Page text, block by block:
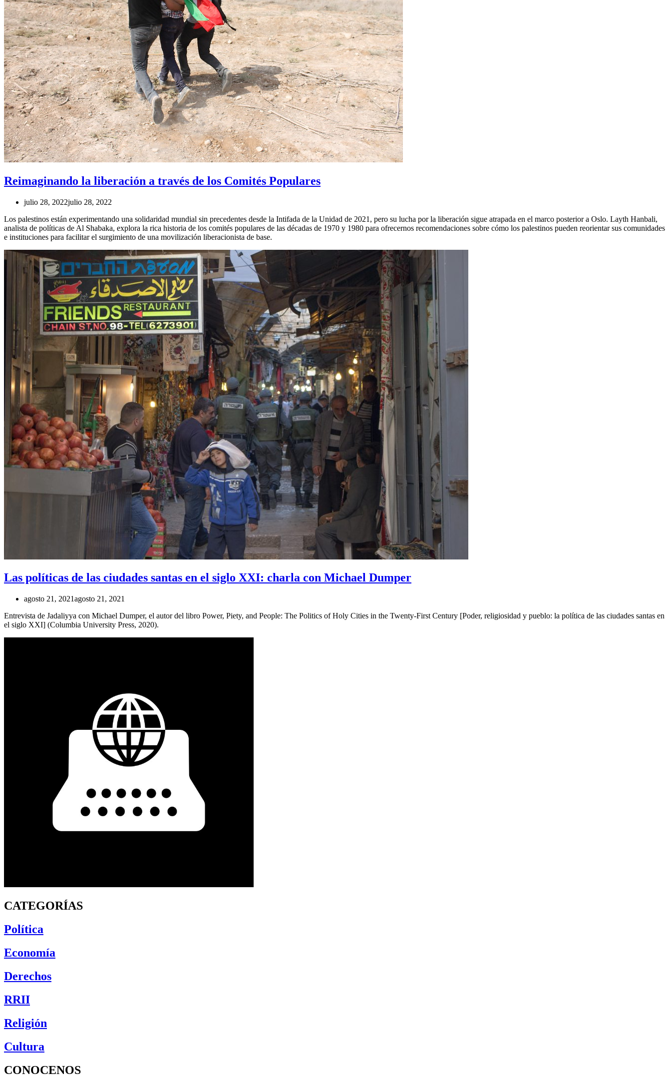
Reimaginando la liberación a través de los Comités Populares
julio 28, 2022julio 28, 2022
Los palestinos están experimentando una solidaridad mundial sin precedentes desde la Intifada de la Unidad de 2021, pero su lucha por la liberación sigue atrapada en el marco posterior a Oslo. Layth Hanbali,
analista de políticas de Al Shabaka, explora la rica historia de los comités populares de las décadas de 1970 y 1980 para ofrecernos recomendaciones sobre cómo los palestinos pueden reorientar sus comunidades
e instituciones para facilitar el surgimiento de una movilización liberacionista de base.
Las políticas de las ciudades santas en el siglo XXI: charla con Michael Dumper
agosto 21, 2021agosto 21, 2021
Entrevista de Jadaliyya con Michael Dumper, el autor del libro Power, Piety, and People: The Politics of Holy Cities in the Twenty-First Century [Poder, religiosidad y pueblo: la política de las ciudades santas en
el siglo XXI] (Columbia University Press, 2020).
CATEGORÍAS
Política
Economía
Derechos
RRII
Religión
Cultura
CONOCENOS